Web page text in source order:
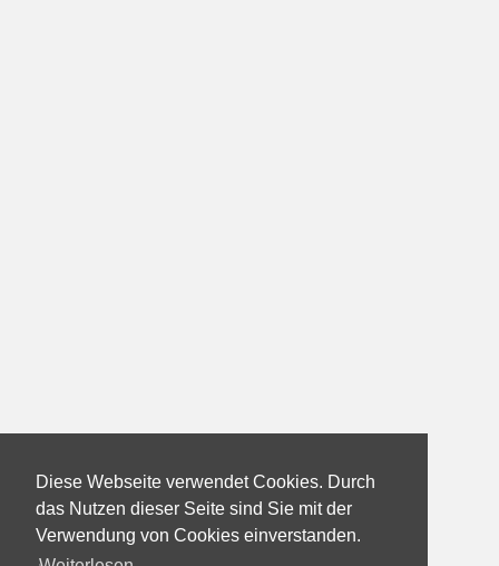
Diese Webseite verwendet Cookies. Durch
das Nutzen dieser Seite sind Sie mit der
Verwendung von Cookies einverstanden.